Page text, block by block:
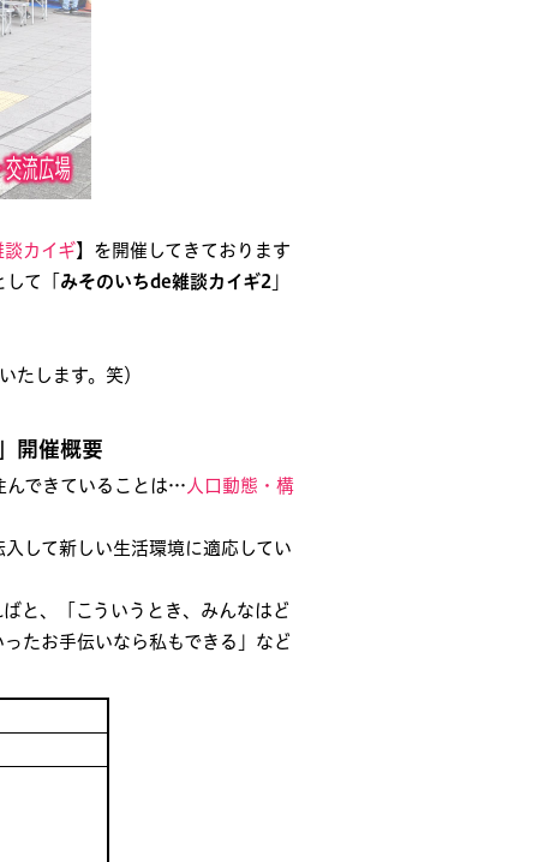
カイギ】を開催してきております
て「 みそのいちde雑談カイギ2
たします。笑）
開催概要
んできていることは… 人口動態・構
して新しい生活環境に適応してい
と、「こういうとき、みんなはど
たお手伝いなら私もできる」など